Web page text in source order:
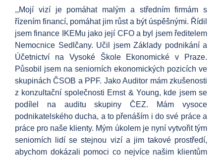
,,Mojí vizí je pomáhat malým a středním firmám s
řízením financí, pomáhat jim růst a být úspěšnými. Řídil
jsem finance IKEMu jako její CFO a byl jsem ředitelem
Nemocnice Sedlčany. Učil jsem Základy podnikání a
Účetnictví na Vysoké Škole Ekonomické v Praze.
Působil jsem na seniorních ekonomických pozicích ve
skupinách ČSOB a PPF. Jako Auditor mám zkušenosti
z konzultační společnosti Ernst & Young, kde jsem se
podílel na auditu skupiny ČEZ. Mám vysoce
podnikatelského ducha, a to přenáším i do své práce a
práce pro naše klienty. Mým úkolem je nyní vytvořit tým
seniorních lidí se stejnou vizí a jim takové prostředí,
abychom dokázali pomoci co nejvíce našim klientům